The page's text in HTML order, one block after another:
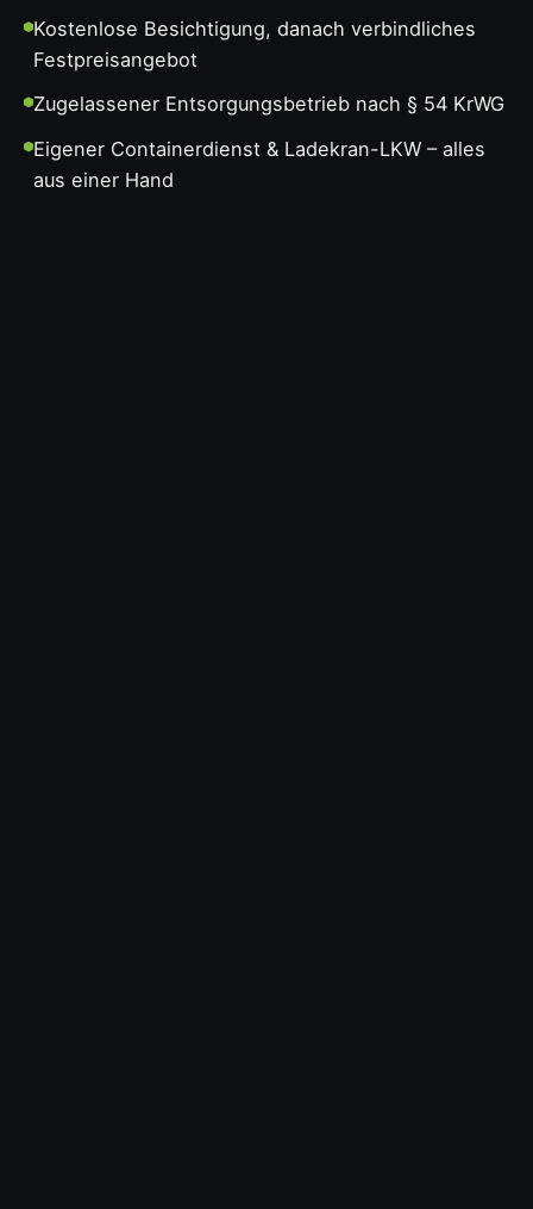
Kostenlose Besichtigung, danach verbindliches
Festpreisangebot
Zugelassener Entsorgungsbetrieb nach § 54 KrWG
Eigener Containerdienst & Ladekran-LKW – alles
aus einer Hand